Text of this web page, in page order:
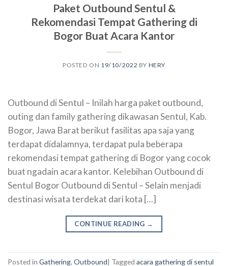
Paket Outbound Sentul &
Rekomendasi Tempat Gathering di
Bogor Buat Acara Kantor
POSTED ON 19/10/2022 BY HERY
Outbound di Sentul – Inilah harga paket outbound,
outing dan family gathering dikawasan Sentul, Kab.
Bogor, Jawa Barat berikut fasilitas apa saja yang
terdapat didalamnya, terdapat pula beberapa
rekomendasi tempat gathering di Bogor yang cocok
buat ngadain acara kantor. Kelebihan Outbound di
Sentul Bogor Outbound di Sentul – Selain menjadi
destinasi wisata terdekat dari kota […]
CONTINUE READING →
Posted in Gathering, Outbound| Tagged acara gathering di sentul